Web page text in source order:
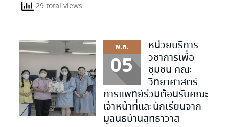
29 total views
พ.ค.
05
หน่วยบริการ
วิชาการเพื่อ
ชุมชน คณะ
วิทยาศาสตร์
การแพทย์ร่วมต้อนรับคณะ
เจ้าหน้าที่และนักเรียนจาก
มูลนิธิบ้านสุทธาวาส